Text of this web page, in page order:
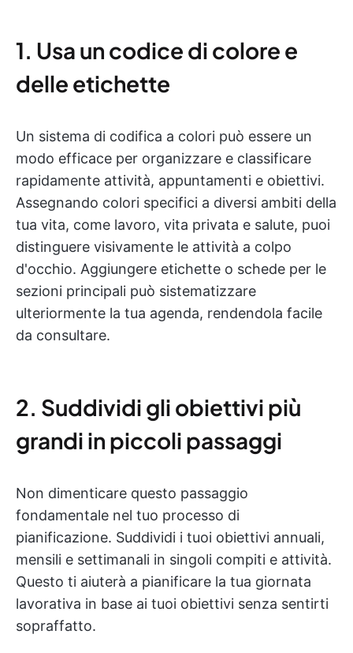
1. Usa un codice di colore e
delle etichette
Un sistema di codifica a colori può essere un
modo efficace per organizzare e classificare
rapidamente attività, appuntamenti e obiettivi.
Assegnando colori specifici a diversi ambiti della
tua vita, come lavoro, vita privata e salute, puoi
distinguere visivamente le attività a colpo
d'occhio. Aggiungere etichette o schede per le
sezioni principali può sistematizzare
ulteriormente la tua agenda, rendendola facile
da consultare.
2. Suddividi gli obiettivi più
grandi in piccoli passaggi
Non dimenticare questo passaggio
fondamentale nel tuo processo di
pianificazione. Suddividi i tuoi obiettivi annuali,
mensili e settimanali in singoli compiti e attività.
Questo ti aiuterà a pianificare la tua giornata
lavorativa in base ai tuoi obiettivi senza sentirti
sopraffatto.